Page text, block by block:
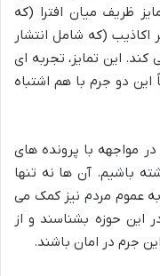
ظریف میان افترا (که
(که شامل انتشار
این تمایز، تجربه ای
دو جرم با هم اشتباه
مواجهه با پرونده های
باشیم. آن ها نه تنها
عموم مردم نیز کمک می
این حوزه بشناسند و از
جرم در امان باشند.